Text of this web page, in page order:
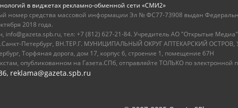
в виджетах рекламно-обменной сети «СМИ2»
номер средства массовой информации Эл № ФС77-73908 выдан
2018 года.
info@gazeta.spb.ru, тел: +7 (812) 627-21-84. Учредитель АО "Открытые
Петербург, ВН.ТЕР.Г. МУНИЦИПАЛЬНЫЙ ОКРУГ АПТЕКАРСКИЙ
Торфяная дорога, дом 17, корпус 6, строение 1, помещение 67Н
опубликованном на Газета.СПб, отправляйте ТОЛЬКО по электронной
reklama@gazeta.spb.ru